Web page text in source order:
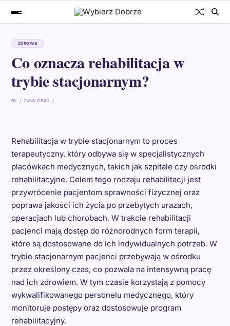
ZDROWIE
Co oznacza rehabilitacja w
trybie stacjonarnym?
BY 7 MIN READ
Rehabilitacja w trybie stacjonarnym to proces
terapeutyczny, który odbywa się w specjalistycznych
placówkach medycznych, takich jak szpitale czy ośrodki
rehabilitacyjne. Celem tego rodzaju rehabilitacji jest
przywrócenie pacjentom sprawności fizycznej oraz
poprawa jakości ich życia po przebytych urazach,
operacjach lub chorobach. W trakcie rehabilitacji
pacjenci mają dostęp do różnorodnych form terapii,
które są dostosowane do ich indywidualnych potrzeb. W
trybie stacjonarnym pacjenci przebywają w ośrodku
przez określony czas, co pozwala na intensywną pracę
nad ich zdrowiem. W tym czasie korzystają z pomocy
wykwalifikowanego personelu medycznego, który
monitoruje postępy oraz dostosowuje program
rehabilitacyjny.